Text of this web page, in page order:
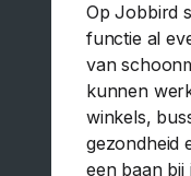
Op Jobbird
functie al
van
kunnen
winkels,
gezondheid
een baan